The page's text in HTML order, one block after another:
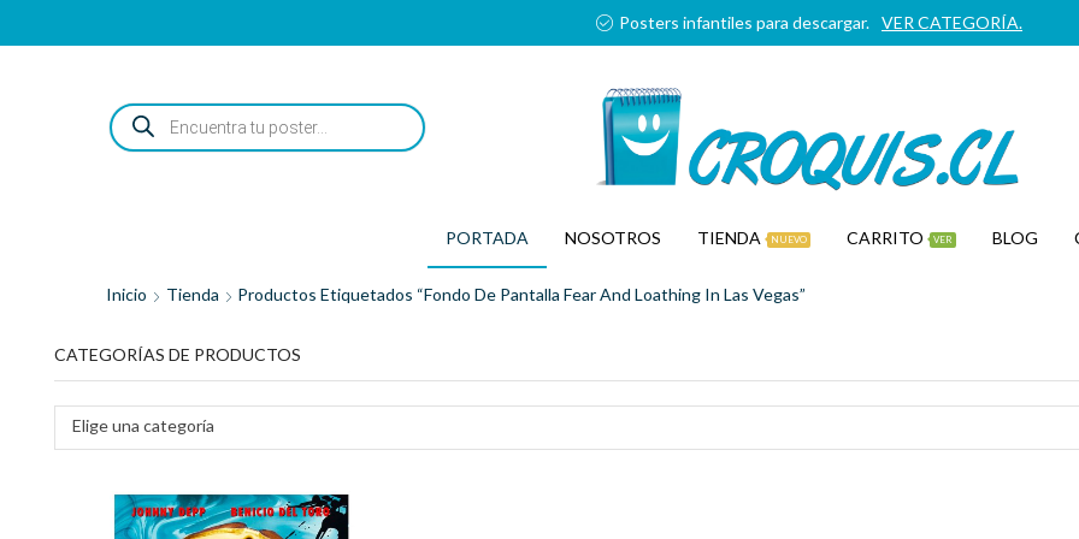
Posters infantiles para descargar. VER CATEGORÍA.
ENCUENTRA
TU
POSTER...
PORTADA NOSOTROS TIENDA NUEVO CARRITO VER BLOG
Inicio Tienda Productos Etiquetados “fondo De Pantalla Fear And Loathing In Las Vegas”
CATEGORÍAS DE PRODUCTOS
Elige una categoría